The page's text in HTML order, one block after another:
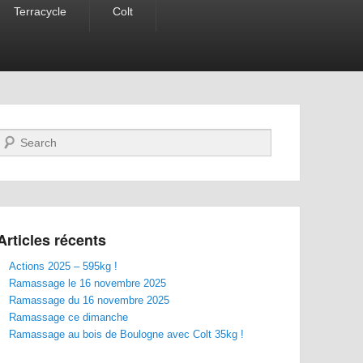
Terracycle Colt
Recherche
récents
Actions 2025 – 595kg !
Ramassage le 16 novembre 2025
Ramassage du 16 novembre 2025
Ramassage ce dimanche
Ramassage au bois de Boulogne avec Colt 35kg !